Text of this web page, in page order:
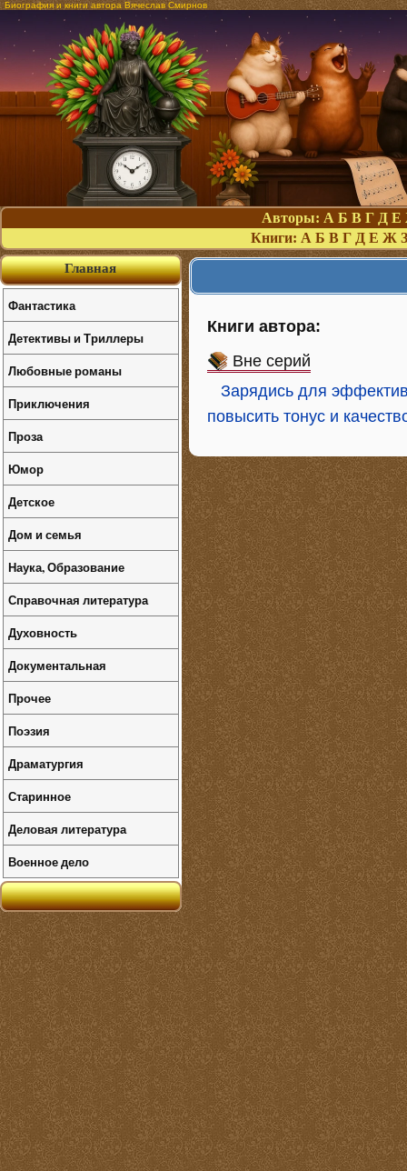
Биография и книги автора Вячеслав Смирнов
Авторы: А Б В Г Д Е
Книги: А Б В Г Д Е Ж З
Книги автора:
Вне серий
Зарядись для
повысить тонус и
Главная
Фантастика
Детективы и Триллеры
Любовные романы
Приключения
Проза
Юмор
Детское
Дом и семья
Наука, Образование
Справочная литература
Духовность
Документальная
Прочее
Поэзия
Драматургия
Старинное
Деловая литература
Военное дело